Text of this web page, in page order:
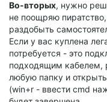
Во-вторых, нужно
не поощряю
раздобыть
Если у вас куплена
потребуется - это
подходящим кабелем,
любую папку и
(win+r - ввести cmd